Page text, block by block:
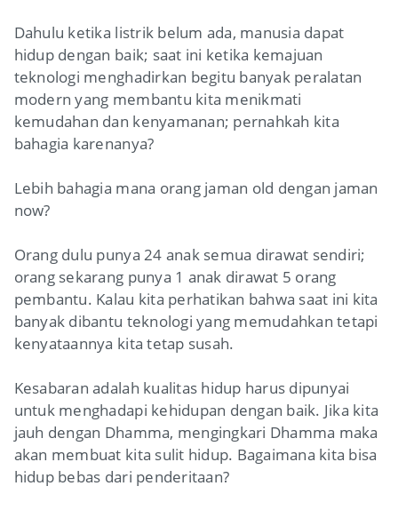
Dahulu ketika listrik belum ada, manusia dapat
hidup dengan baik; saat ini ketika kemajuan
teknologi menghadirkan begitu banyak peralatan
modern yang membantu kita menikmati
kemudahan dan kenyamanan; pernahkah kita
bahagia karenanya?
Lebih bahagia mana orang jaman old dengan jaman
now?
Orang dulu punya 24 anak semua dirawat sendiri;
orang sekarang punya 1 anak dirawat 5 orang
pembantu. Kalau kita perhatikan bahwa saat ini kita
banyak dibantu teknologi yang memudahkan tetapi
kenyataannya kita tetap susah.
Kesabaran adalah kualitas hidup harus dipunyai
untuk menghadapi kehidupan dengan baik. Jika kita
jauh dengan Dhamma, mengingkari Dhamma maka
akan membuat kita sulit hidup. Bagaimana kita bisa
hidup bebas dari penderitaan?